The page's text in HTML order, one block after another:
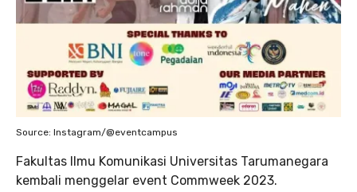
Source: Instagram/@eventcampus
Fakultas Ilmu Komunikasi Universitas Tarumanegara
kembali menggelar event Commweek 2023.